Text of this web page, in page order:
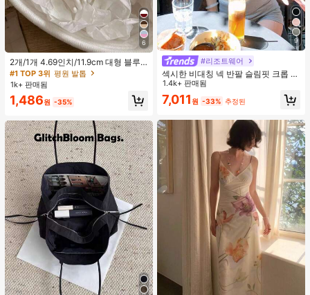
6
2개/1개 4.69인치/11.9cm 대형 블루
& 화이트 1피스 플라스틱 헤어 클로
클립, 데일리 웨어, 캐주얼, 파티, 출퇴
근, 휴가, 헤어스타일링, 메이크업, 의
상 매칭 비치 헤어 클립 바캉스 헤어
클러치에 적합한 세련되고 다재다능
하며 우아하고 미니멀한 단색 헤어 액
세서리
#1 TOP 3위 평원 발톱
1k+ 판매됨
1,486원 -35%
9
#리조트웨어
섹시한 비대칭 넥 반팔 슬림핏 크롭 탑
화이트 여름
1.4k+ 판매됨
7,011 원 -33% 추정된